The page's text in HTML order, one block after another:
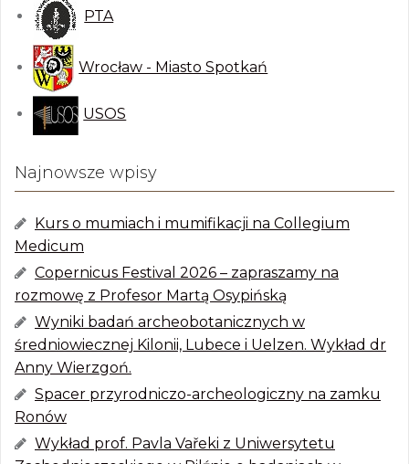
PTA
Wrocław - Miasto Spotkań
USOS
Najnowsze wpisy
Kurs o mumiach i mumifikacji na Collegium
Medicum
Copernicus Festival 2026 – zapraszamy na
rozmowę z Profesor Martą Osypińską
Wyniki badań archeobotanicznych w
średniowiecznej Kilonii, Lubece i Uelzen. Wykład dr
Anny Wierzgoń.
Spacer przyrodniczo-archeologiczny na zamku
Ronów
Wykład prof. Pavla Vařeki z Uniwersytetu